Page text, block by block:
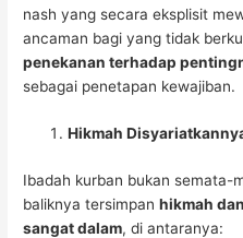
nash yang secara eksplisit
ancaman bagi yang tidak
penekanan terhadap
sebagai penetapan kewajiban.
Hikmah
Ibadah kurban bukan semata-
baliknya tersimpanhikmah
sangat dalam, di antaranya: